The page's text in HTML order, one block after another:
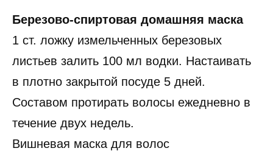
Березово-спиртовая домашняя маска
1 ст. ложку измельченных березовых
листьев залить 100 мл водки. Настаивать
в плотно закрытой посуде 5 дней.
Составом протирать волосы ежедневно в
течение двух недель.
Вишневая маска для волос